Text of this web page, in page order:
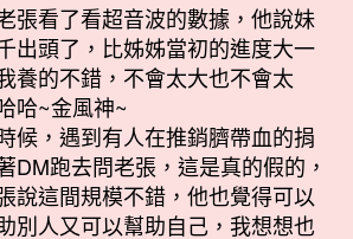
張看了看超音波的數據，他說妹
出頭了，比姊姊當初的進度大一
養的不錯，不會太大也不會太
哈~金風神~
候，遇到有人在推銷臍帶血的捐
DM跑去問老張，這是真的假的，
說這間規模不錯，他也覺得可以
別人又可以幫助自己，我想想也